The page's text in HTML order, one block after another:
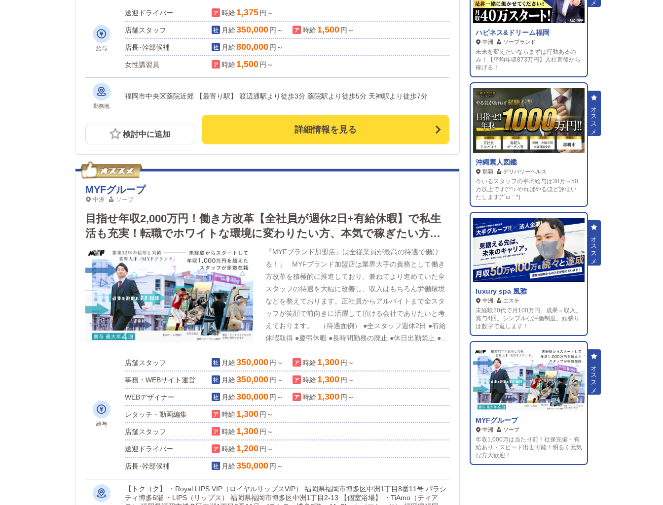
す。 ・PC更新業務 ヘブンネットなど、ポータルサイト
等の店舗情報更新作業を行っていただきます。 キャスト
の出勤情報やイベント、求人ブログの作成となります。 基
本的にはボタンを押すだけや、ブログの更新時に簡単に文
字が入力出来れば問題ありません。 PCが苦手な人でも
理・補充を行っていただきます。 業務に慣れてきた
えていただきます。 早い方だと１年ぐらいで、幹部とし
て新しい店舗の運営をお任せします。 ・ 企画の立案 店
向上】【キャストの方の入店数の増加】など、売上UPに繋
などのアドバイスを行っていただきます。 研修期間中は
先輩スタッフがサポートします♪ 個人差はありますが入社
から1ヶ月ほどで研修期間を終えます。 （お仕事の覚えが
早い方は1週間で研修を終える方もいます！）
給与
送迎ドライバー 時給 1,375円～
店舗スタッフ 月給350,000円～ 時給 1,500円～
店長･幹部候補 月給800,000円～
女性講習員 時給 1,500円～
勤務地
福岡市中央区薬院近郊 【最寄り駅】 渡辺通駅より徒歩3分 薬院駅より徒歩5分 天神駅より徒歩7分
検討中に追加 詳細情報を見る
MYFグループ
中洲 ソープ
目指せ年収2,000万円！働き方改革【全社員が週休2日+有給休暇】で私生
活も充実！転職でホワイトな環境に変わりたい方、本気で稼ぎたい方な
ど大歓迎！
『MYFブランド加盟店』は全従業員が最高の待遇で働け
る！』 MYFブランド加盟店は業界大手の責務として働き
方改革を積極的に推進しており、兼ねてより進めていた全
スタッフの待遇を大幅に改善し、収入はもちろん労働環境
などを整えております。正社員からアルバイトまで全スタ
ッフが笑顔で前向きに活躍して頂ける会社でありたいと考
えております。 （待遇面例） ●全スタッフ週休2日 ●有給
休暇取得 ●慶弔休暇 ●長時間勤務の廃止 ●休日出勤禁止 ●交
健康診断受診 ●傷病手当支給 ●子供手当支給 ●制服支給 勤
務シフトなどについてもご相談させていただいておりま
す。週休2日をはじめ長時間勤務廃止、休日出勤禁止、限れ
られた時間の中で仕事の効率化を進めており、仕事ばかり
の生活にならず家庭や趣味などのプライベートの時間も充
実して頂ける事と思います。 【あなたの頑張りが正当に
評価される会社】 業界大手だからこそできる給与システム
により、頑張れば頑張った分だけどんどんが収入アップ も
ちろん努力は必要ですが、20代店長の中には年収1,000万
円以上"も可能です！ 『正社員』 月給35万円〜 9時間勤
務・週休2日 入社半年から有給休暇あり賞与MAX年4回支給
給与
店舗スタッフ 月給350,000円～ 時給 1,300円～
事務・WEBサイト運営 月給350,000円～ 時給 1,300円～
WEBデザイナー 月給300,000円～ 時給 1,300円～
レタッチ・動画編集 時給 1,300円～
店舗スタッフ 時給 1,300円～
送迎ドライバー 時給 1,200円～
店長･幹部候補 月給350,000円～
【トクヨク】 ・Royal LIPS VIP（ロイヤルリップスVIP） 福岡県福岡市博多区中洲1丁目8番11号 パラシ
ティ博多6階 ・LIPS（リップス） 福岡県福岡市博多区中洲1丁目2-13 【個室浴場】 ・TiAmo（ティア
ハピネス&ドリーム福岡
中洲 ソープランド
未来を変えたいならまずは行動あるの
み！【平均年収873万円】入社直後から
稼げる！
沖縄素人図鑑
那覇 デリバリーヘルス
今いるスタッフの平均給与は30万～50
万以上です(^^♪ やればやるほど評価い
たします(*´ω｀*)
luxury spa 風雅
中洲 エステ
未経験20代で月100万円。成果＝収入。
賞与4回。シンプルな評価制度。頑張り
は数字で返します！
MYFグループ
中洲 ソープ
年収1,000万は当たり前！社保完備・有
給あり・スピード出世可能！明るく元気
な方大歓迎！